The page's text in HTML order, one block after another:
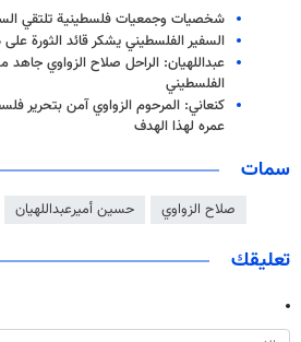
شخصيات وجمعيات فلسطينية تلتقي
السفير الفلسطيني يشكر قائد الثورة
عبداللهيان: الراحل صلاح الزواوي
الفلسطيني
كنعاني: المرحوم الزواوي آمن بتحرير
عمره لهذا الهدف
سمات
صلاح الزواوي حسين أميرعبداللهيان
تعليقك